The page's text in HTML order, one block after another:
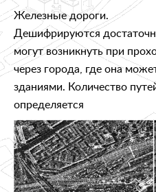
Железные дороги.
Дешифрируются
могут возникнуть при
через города, где она
зданиями. Количество
определяется